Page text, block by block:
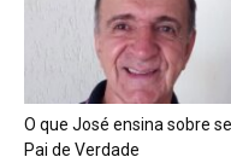
O que José ensina sobre
Pai de Verdade